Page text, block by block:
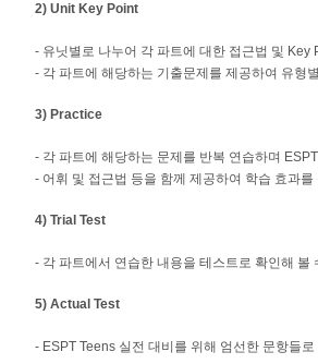
2) Unit Key Point
- 유닛별로 나누어 각 파트에 대한 접근법 및 Key
- 각 파트에 해당하는 기출문제를 제공하여 유형
3) Practice
- 각 파트에 해당하는 문제를 반복 연습하며
- 어휘 및 접근법 등을 함께 제공하여 학습 효과를
4) Trial Test
- 각 파트에서 연습한 내용을 테스트로 확인해 볼
5) Actual Test
- ESPT Teens 실전 대비를 위해 엄선한 문항들